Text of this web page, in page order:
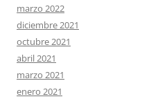
marzo 2022
diciembre 2021
octubre 2021
abril 2021
marzo 2021
enero 2021